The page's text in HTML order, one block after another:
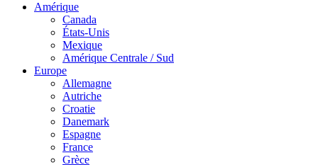
Amérique
Canada
États-Unis
Mexique
Amérique Centrale / Sud
Europe
Allemagne
Autriche
Croatie
Danemark
Espagne
France
Grèce